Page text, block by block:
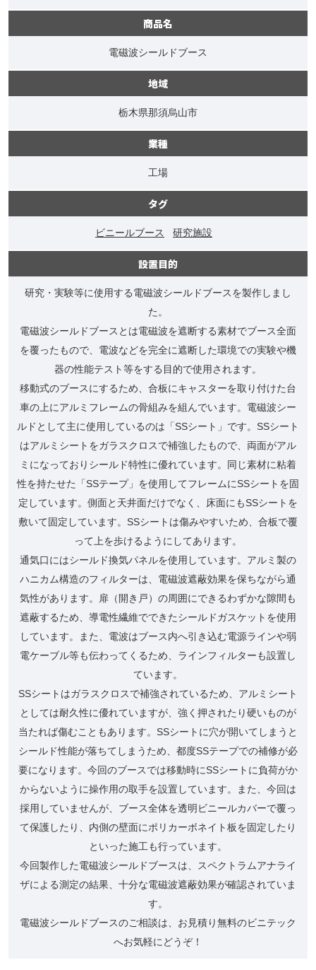
商品名
電磁波シールドブース
地域
栃木県那須烏山市
業種
工場
タグ
ビニールブース 研究施設
設置目的
研究・実験等に使用する電磁波シールドブースを製作しまし
た。
電磁波シールドブースとは電磁波を遮断する素材でブース全面
を覆ったもので、電波などを完全に遮断した環境での実験や機
器の性能テスト等をする目的で使用されます。
移動式のブースにするため、合板にキャスターを取り付けた台
車の上にアルミフレームの骨組みを組んでいます。電磁波シー
ルドとして主に使用しているのは「SSシート」です。SSシート
はアルミシートをガラスクロスで補強したもので、両面がアル
ミになっておりシールド特性に優れています。同じ素材に粘着
性を持たせた「SSテープ」を使用してフレームにSSシートを固
定しています。側面と天井面だけでなく、床面にもSSシートを
敷いて固定しています。SSシートは傷みやすいため、合板で覆
って上を歩けるようにしてあります。
通気口にはシールド換気パネルを使用しています。アルミ製の
ハニカム構造のフィルターは、電磁波遮蔽効果を保ちながら通
気性があります。扉（開き戸）の周囲にできるわずかな隙間も
遮蔽するため、導電性繊維でできたシールドガスケットを使用
しています。また、電波はブース内へ引き込む電源ラインや弱
電ケーブル等も伝わってくるため、ラインフィルターも設置し
ています。
SSシートはガラスクロスで補強されているため、アルミシート
としては耐久性に優れていますが、強く押されたり硬いものが
当たれば傷むこともあります。SSシートに穴が開いてしまうと
シールド性能が落ちてしまうため、都度SSテープでの補修が必
要になります。今回のブースでは移動時にSSシートに負荷がか
からないように操作用の取手を設置しています。また、今回は
採用していませんが、ブース全体を透明ビニールカバーで覆っ
て保護したり、内側の壁面にポリカーボネイト板を固定したり
といった施工も行っています。
今回製作した電磁波シールドブースは、スペクトラムアナライ
ザによる測定の結果、十分な電磁波遮蔽効果が確認されていま
す。
電磁波シールドブースのご相談は、お見積り無料のビニテック
へお気軽にどうぞ！